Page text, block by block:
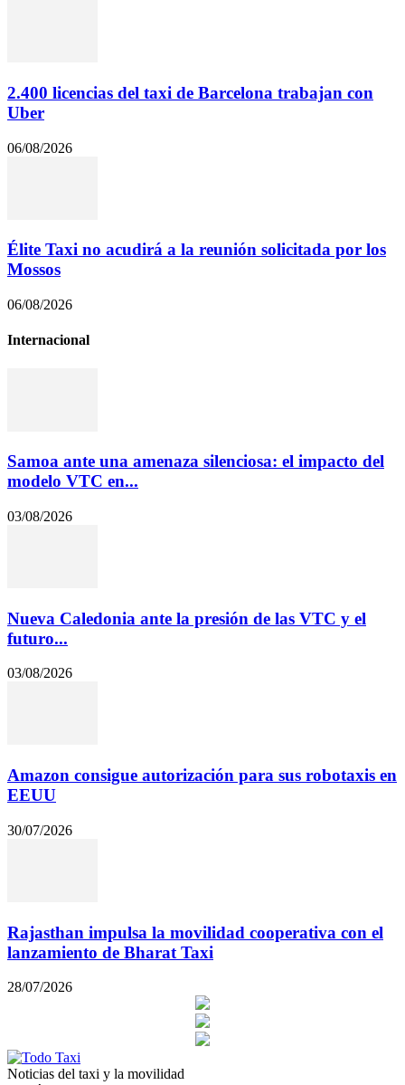
2.400 licencias del taxi de Barcelona trabajan con
Uber
06/08/2026
Élite Taxi no acudirá a la reunión solicitada por los
Mossos
06/08/2026
Internacional
Samoa ante una amenaza silenciosa: el impacto del
modelo VTC en...
03/08/2026
Nueva Caledonia ante la presión de las VTC y el
futuro...
03/08/2026
Amazon consigue autorización para sus robotaxis en
EEUU
30/07/2026
Rajasthan impulsa la movilidad cooperativa con el
lanzamiento de Bharat Taxi
28/07/2026
Noticias del taxi y la movilidad